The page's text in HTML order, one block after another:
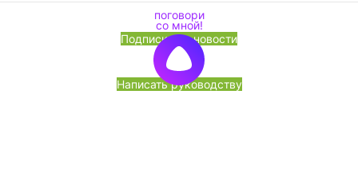
Подписка на новости
Написать руководству